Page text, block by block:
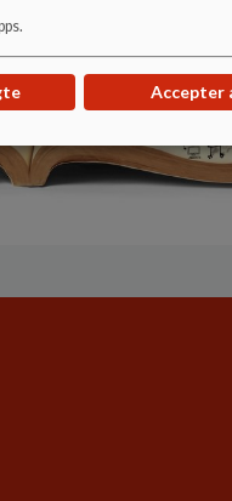
Accepter